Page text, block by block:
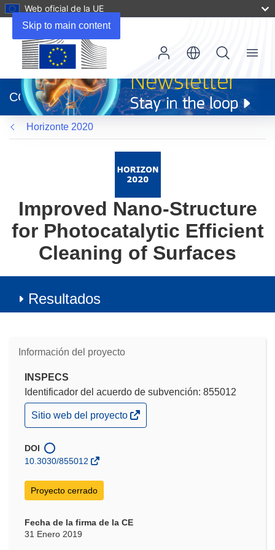
Skip to main content
Web oficial de la UE
abrirá
en
una
nueva
ventana)
CORDIS
Menu
Horizonte 2020
Improved Nano-Structure
for Photocatalytic Efficient
Cleaning of Surfaces
Resultados
Información del proyecto
INSPECS
Identificador del acuerdo de subvención: 855012
(se
abrirá
una
nueva
Sitio web del proyecto
DOI
10.3030/855012
Proyecto cerrado
Fecha de la firma de la CE
31 Enero 2019